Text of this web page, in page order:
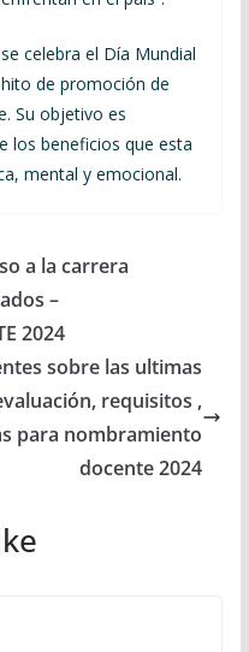
celebra el Día Mundial
de promoción de
Su objetivo es
los beneficios que esta
mental y emocional.
a la carrera
–
2024
sobre las ultimas
requisitos ,
para nombramiento
docente 2024